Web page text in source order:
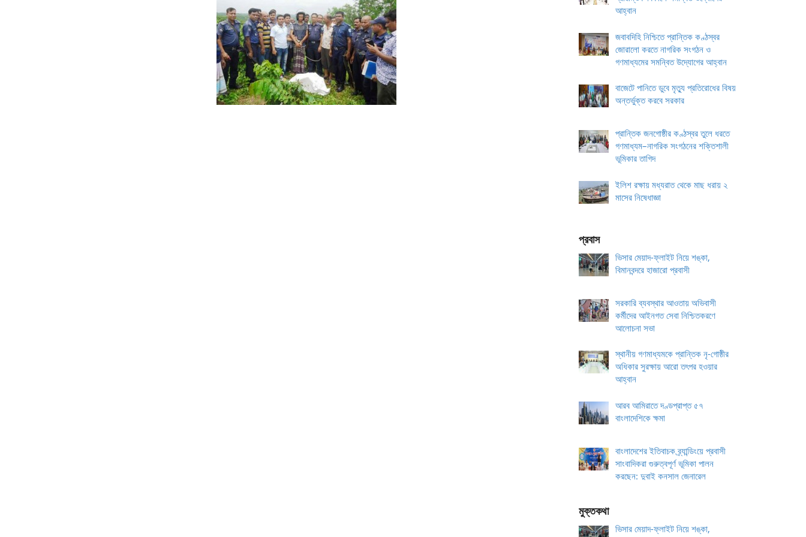
আহ্বান
জবাবদিহি নিশ্চিতে প্রান্তিক কণ্ঠস্বর
জোরালো করতে নাগরিক সংগঠন ও
গণমাধ্যমের সমন্বিত উদ্যোগের আহ্বান
বাজেটে পানিতে ডুবে মৃত্যু প্রতিরোধের বিষয়
অন্তর্ভুক্ত করবে সরকার
প্রান্তিক জনগোষ্ঠীর কণ্ঠস্বর তুলে ধরতে
গণমাধ্যম–নাগরিক সংগঠনের শক্তিশালী
ভূমিকার তাগিদ
ইলিশ রক্ষায় মধ্যরাত থেকে মাছ ধরায় ২
মাসের নিষেধাজ্ঞা
প্রবাস
ভিসার মেয়াদ-ফ্লাইট নিয়ে শঙ্কা,
বিমানবন্দরে হাজারো প্রবাসী
সরকারি ব্যবস্থার আওতায় অভিবাসী
কর্মীদের আইনগত সেবা নিশ্চিতকরণে
আলোচনা সভা
স্থানীয় গণমাধ্যমকে প্রান্তিক নৃ-গোষ্ঠীর
অধিকার সুরক্ষায় আরো তৎপর হওয়ার
আহ্বান
আরব আমিরাতে দণ্ডপ্রাপ্ত ৫৭
বাংলাদেশিকে ক্ষমা
বাংলাদেশের ইতিবাচক ব্র্যান্ডিংয়ে প্রবাসী
সাংবাদিকরা গুরুত্বপূর্ণ ভূমিকা পালন
করছেন: দুবাই কনসাল জেনারেল
মুক্তকথা
ভিসার মেয়াদ-ফ্লাইট নিয়ে শঙ্কা,